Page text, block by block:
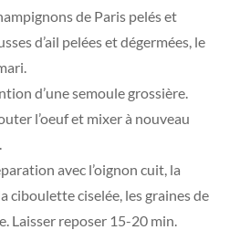
de Paris pelés et
d’ail pelées et dégermées, le
d’une semoule grossière.
l’oeuf et mixer à nouveau
avec l’oignon cuit, la
ciboulette ciselée, les graines de
Laisser reposer 15-20 min.